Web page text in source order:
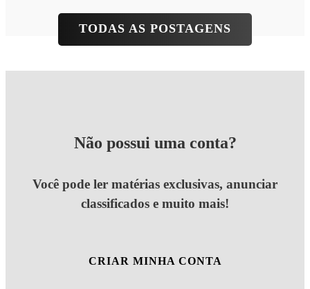
TODAS AS POSTAGENS
Não possui uma conta?
Você pode ler matérias exclusivas, anunciar
classificados e muito mais!
CRIAR MINHA CONTA